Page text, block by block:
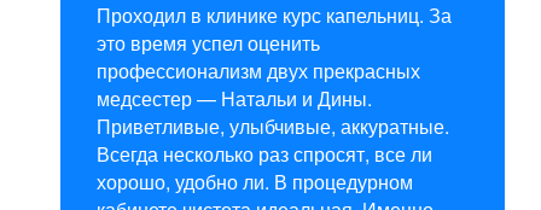
Проходил в клинике курс капельниц. За
это время успел оценить
профессионализм двух прекрасных
медсестер — Натальи и Дины.
Приветливые, улыбчивые, аккуратные.
Всегда несколько раз спросят, все ли
хорошо, удобно ли. В процедурном